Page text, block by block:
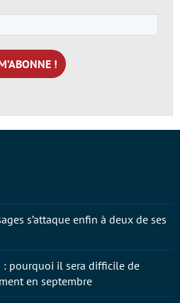
e-
mail
*
s’attaque enfin à deux de ses
: pourquoi il sera difficile de
en septembre